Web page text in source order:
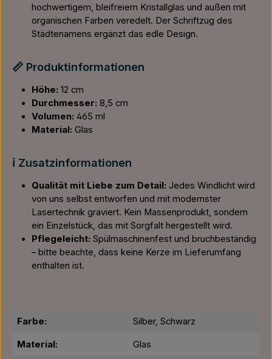
hochwertigem, bleifreiem Kristallglas und außen mit
organischen Farben veredelt. Der Schriftzug des
Städtenamens ergänzt das edle Design.
📏 Produktinformationen
Höhe: 12 cm
Durchmesser: 8,5 cm
Volumen: 465 ml
Material: Glas
ℹ️ Zusatzinformationen
Qualität mit Liebe zum Detail: Jedes Windlicht wird
von uns selbst entworfen und mit modernster
Lasertechnik graviert. Kein Massenprodukt, sondern
ein Einzelstück, das mit Sorgfalt hergestellt wird.
Pflegeleicht: Spülmaschinenfest und bruchbeständig
– bitte beachte, dass keine Kerze im Lieferumfang
enthalten ist.
Farbe: Silber, Schwarz
Material: Glas